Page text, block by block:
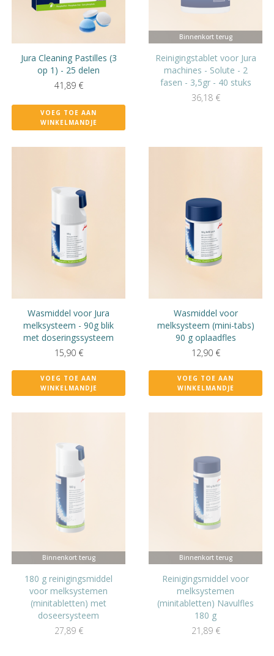
Jura Cleaning Pastilles (3
op 1) - 25 delen
41,89 €
VOEG TOE AAN
WINKELMANDJE
Binnenkort terug
Reinigingstablet voor Jura
machines - Solute - 2
fasen - 3,5gr - 40 stuks
36,18 €
Wasmiddel voor Jura
melksysteem - 90g blik
met doseringssysteem
15,90 €
VOEG TOE AAN
WINKELMANDJE
Wasmiddel voor
melksysteem (mini-tabs)
90 g oplaadfles
12,90 €
VOEG TOE AAN
WINKELMANDJE
Binnenkort terug
180 g reinigingsmiddel
voor melksystemen
(minitabletten) met
doseersysteem
27,89 €
Binnenkort terug
Reinigingsmiddel voor
melksystemen
(minitabletten) Navulfles
180 g
21,89 €